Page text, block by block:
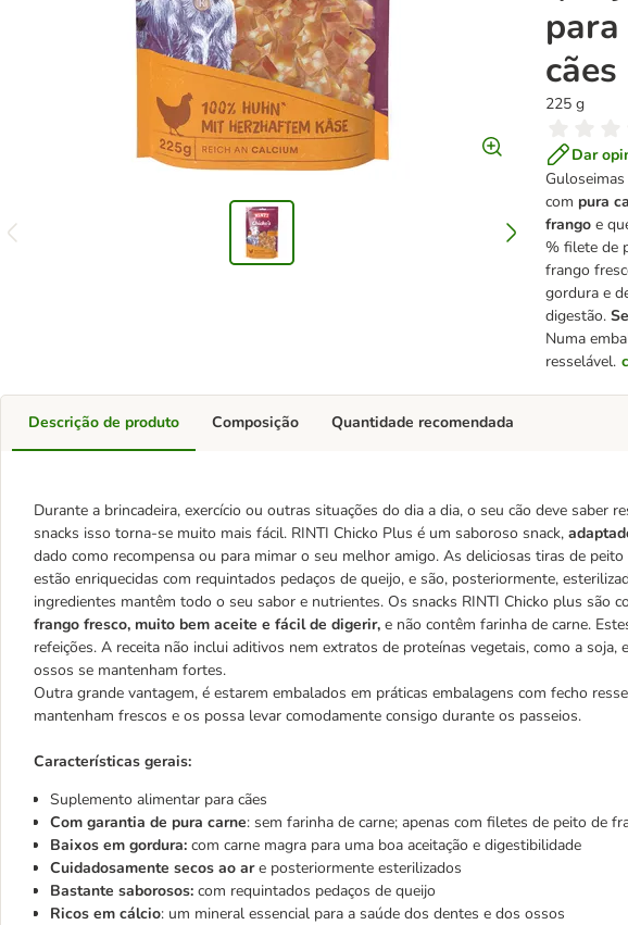
para
cães
225 g
Dar
Guloseimas
com pura
frango e
% filete de
frango
gordura e
digestão.
Numa
resselável.
Descrição de produto
Durante a brincadeira, exercício ou outras situações do dia a dia, o seu cão deve saber
snacks isso torna-se muito mais fácil. RINTI Chicko Plus é um saboroso snack,
dado como recompensa ou para mimar o seu melhor amigo. As deliciosas tiras de
estão enriquecidas com requintados pedaços de queijo, e são, posteriormente,
ingredientes mantêm todo o seu sabor e nutrientes. Os snacks RINTI Chicko plus são
frango fresco, muito bem aceite e fácil de digerir, e não contêm farinha de carne.
refeições. A receita não inclui aditivos nem extratos de proteínas vegetais, como a soja,
ossos se mantenham fortes.
Outra grande vantagem, é estarem embalados em práticas embalagens com fecho
mantenham frescos e os possa levar comodamente consigo durante os passeios.
Características gerais:
Suplemento alimentar para cães
Com garantia de pura carne: sem farinha de carne; apenas com filetes de peito de
Baixos em gordura: com carne magra para uma boa aceitação e digestibilidade
Cuidadosamente secos ao are posteriormente esterilizados
Bastante saborosos: com requintados pedaços de queijo
Ricos em cálcio: um mineral essencial para a saúde dos dentes e dos ossos
Composição Quantidade recomendada